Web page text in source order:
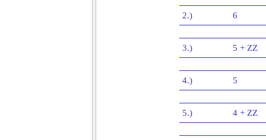
2.) 6
3.) 5 + ZZ
4.) 5
5.) 4 + ZZ